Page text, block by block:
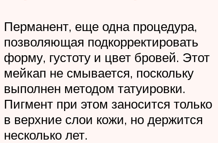
Перманент, еще одна процедура,
позволяющая подкорректировать
форму, густоту и цвет бровей. Этот
мейкап не смывается, поскольку
выполнен методом татуировки.
Пигмент при этом заносится только
в верхние слои кожи, но держится
несколько лет.